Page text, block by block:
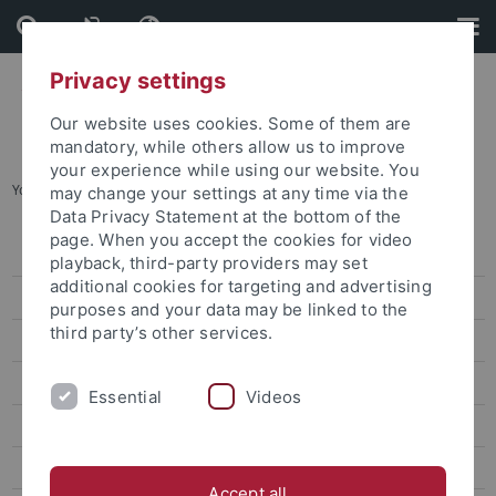
Skip
to
content
Skip
to
footer
You are here: Startseite ... Aktuelle Veranstaltungen
Zentrale Studienberatung
Angebote für Studieninteressierte
Angebote für StudienanfängerInnen
Angebote für Studierende
Angebote für Studierende mit Beeinträchtigung
Privacy settings
Our website uses cookies. Some of them are
mandatory, while others allow us to improve
your experience while using our website. You
may change your settings at any time via the
Data Privacy Statement at the bottom of the
page. When you accept the cookies for video
playback, third-party providers may set
additional cookies for targeting and advertising
purposes and your data may be linked to the
third party’s other services.
Essential Videos